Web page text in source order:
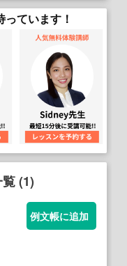
ています！
(1)
例文帳に追加